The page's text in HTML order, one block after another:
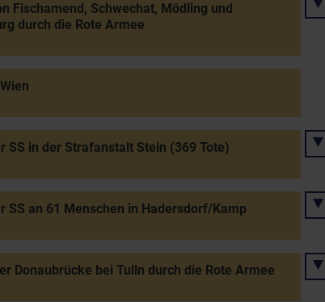
Fischamend, Schwechat, Mödling und
durch die Rote Armee
SS in der Strafanstalt Stein (369 Tote)
SS an 61 Menschen in Hadersdorf/Kamp
Donaubrücke bei Tulln durch die Rote Armee